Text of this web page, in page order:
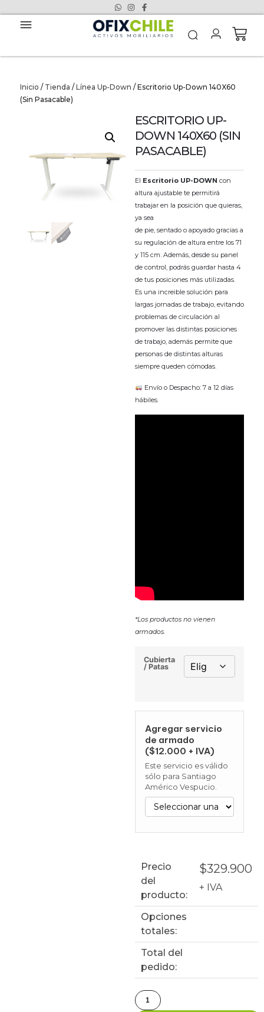
Inicio / Tienda / Línea Up-Down / Escritorio Up-Down 140X60
(Sin Pasacable)
ESCRITORIO UP-
DOWN 140X60 (SIN
PASACABLE)
El Escritorio UP-DOWNcon
altura ajustable te permitirá
trabajar en la posición que quieras,
ya sea
de pie, sentado o apoyado gracias a
su regulación de altura entre los 71
y 115 cm. Además, desde su panel
de control, podrás guardar hasta 4
de tus posiciones más utilizadas.
Es una increible solución para
largas jornadas de trabajo, evitando
problemas de circulación al
promover las distintas posiciones
de trabajo, además permite que
personas de distintas alturas
siempre queden cómodas.
Envío o Despacho: 7 a 12 días
hábiles.
*Los productos no vienen
armados.
Cubierta
/ Patas
Agregar servicio
de armado
($12.000 + IVA)
Este servicio es válido
sólo para Santiago
Américo Vespucio.
Precio
del
producto:
$329.900
+ IVA
Opciones
totales:
Total del
pedido: